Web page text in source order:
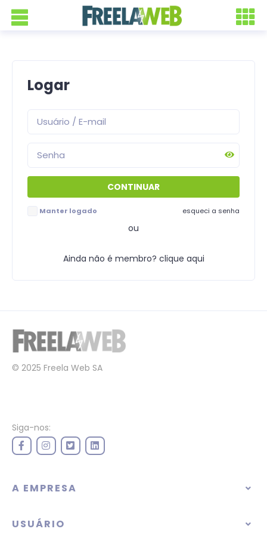
Logar
Manter logado esqueci a senha
ou
Ainda não é membro? clique aqui
© 2025 Freela Web SA
Siga-nos:
A EMPRESA
USUÁRIO